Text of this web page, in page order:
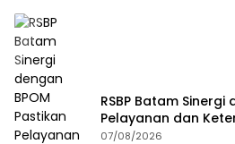
RSBP Batam Sinergi
Pelayanan dan
07/08/2026